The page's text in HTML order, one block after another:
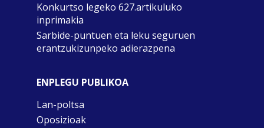
Konkurtso legeko 627.artikuluko
inprimakia
Sarbide-puntuen eta leku seguruen
erantzukizunpeko adierazpena
ENPLEGU PUBLIKOA
Lan-poltsa
Oposizioak